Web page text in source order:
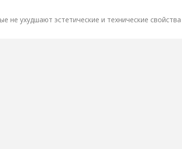
ухудшают эстетические и технические